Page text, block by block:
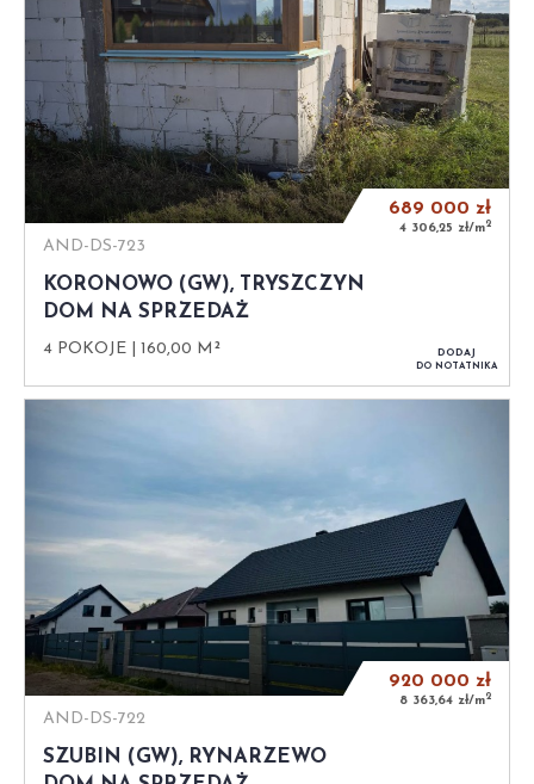
AND-DS-723
KORONOWO (GW), TRYSZCZYN
DOM NA SPRZEDAŻ
4 POKOJE 160,00 M²
689 000 zł
4 306,25 zł/m2
DODAJ
DO NOTATNIKA
AND-DS-722
SZUBIN (GW), RYNARZEWO
920 000 zł
8 363,64 zł/m2